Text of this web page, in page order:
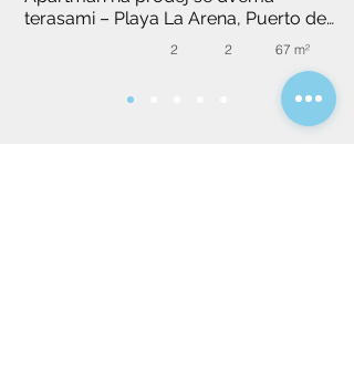
terasami – Playa La Arena, Puerto de
2 2 67 m²